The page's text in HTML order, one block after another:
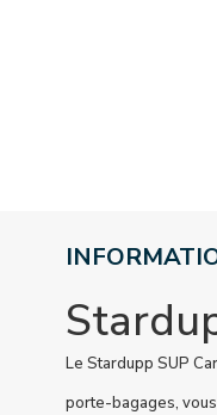
Le Stardupp SUP
porte-bagages,